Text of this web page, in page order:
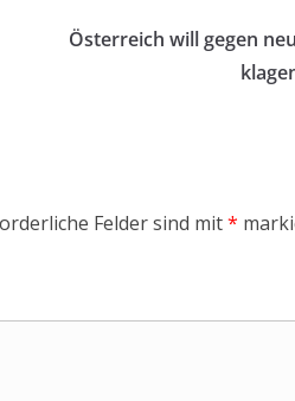
Österreich will gegen
Felder sind mit*